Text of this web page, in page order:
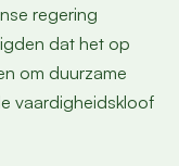
regering
dat het op
om duurzame
vaardigheidskloof